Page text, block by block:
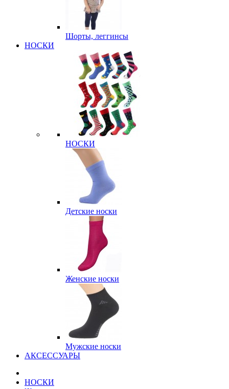
Шорты, леггинсы
НОСКИ
НОСКИ
Детские носки
Женские носки
Мужские носки
АКСЕССУАРЫ
НОСКИ